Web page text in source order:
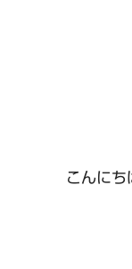
こんにち